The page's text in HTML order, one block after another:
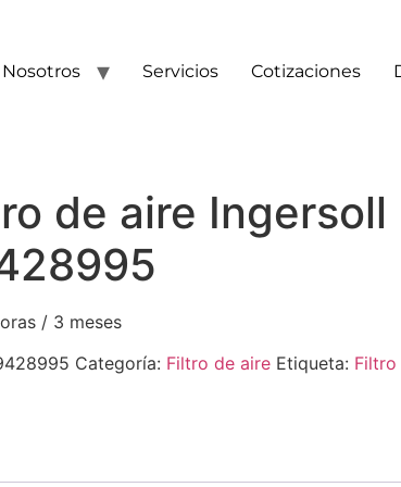
Nosotros Servicios Cotizaciones
de aire Ingersoll
/ 3 meses
Categoría: Filtro de aire Etiqueta: Filtro